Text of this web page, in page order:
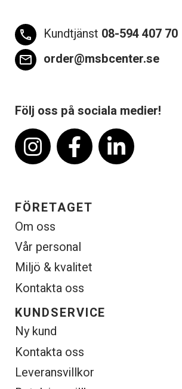
phone Kundtjänst 08-594 407 70
email order@msbcenter.se
Följ oss på sociala medier!
FÖRETAGET
Om oss
Vår personal
Miljö & kvalitet
Kontakta oss
KUNDSERVICE
Ny kund
Kontakta oss
Leveransvillkor